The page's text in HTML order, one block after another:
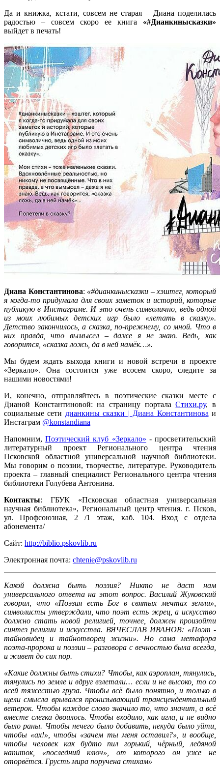
Да и книжка, кстати, совсем не старая – Диана поделилась
радостью – совсем скоро ее книга «#Дианкинысказки»
выйдет в печать!
Диана Константинова: «#дианкинысказки – хэштег, который
я когда-то придумала для своих заметок и историй, которые
публикую в Инстаграме. И это очень символично, ведь одной
из моих любимых детских игр было «летать в сказку».
Детство закончилось, а сказка, по-прежнему, со мной. Что в
них правда, что вымысел – даже я не знаю. Ведь, как
говорится, «сказка ложь, да в ней намёк…».
Мы будем ждать выхода книги и новой встречи в проекте
«Зеркало». Она состоится уже всосем скоро, следите за
нашими новостями!
И, конечно, отправляйтесь в поэтические сказки месте с
Дианой Константиновой: на страницу порталаСтихи.ру, в
социальные сети дианкины сказки | Диана Константинова и
Инстаграм @konstandiana
Напомним,Поэтический клуб «Зеркало» - просветительский
литературный проект Регионального центра чтения
Псковской областной универсальной научной библиотеки.
Мы говорим о поэзии, творчестве, литературе. Руководитель
проекта – главный специалист Регионального центра чтения
библиотеки Голубева Антонина.
Контакты: ГБУК «Псковская областная универсальная
научная библиотека», Региональный центр чтения. г. Псков,
ул. Профсоюзная, 2 /1 этаж, каб. 104. Вход с отдела
абонемента/
Сайт: http://biblio.pskovlib.ru
Электронная почта: chtenie@pskovlib.ru
Какой должна быть поэзия? Никто не даст нам
универсального ответа на этот вопрос. Василий Жуковский
говорил, что «Поэзия есть Бог в святых мечтах земли»,
символисты утверждали, что поэт есть жрец, а искусство
должно стать новой религией, точнее, должен произойти
синтез религии и искусства. ВЯЧЕСЛАВ ИВАНОВ: «Поэт -
тайновидец и тайнотворец жизни». Но сама метафора
поэта-пророка и поэзии – разговора с вечностью была всегда,
и живет до сих пор.
«Какие должны быть стихи? Чтобы, как аэроплан, тянулись,
тянулись по земле и вдруг взлетали… если и не высоко, то со
всей тяжестью груза. Чтобы всё было понятно, и только в
щели смысла врывался пронизывающий трансцендентальный
ветерок. Чтобы каждое слово значило то, что значит, а всё
вместе слегка двоилось. Чтобы входило, как игла, и не видно
было раны. Чтобы нечего было добавить, некуда было уйти,
чтобы «ах!», чтобы «зачем ты меня оставил?», и вообще,
чтобы человек как будто пил горький, чёрный, ледяной
напиток, «последний ключ», от которого он уже не
оторвётся. Грусть мира поручена стихам»